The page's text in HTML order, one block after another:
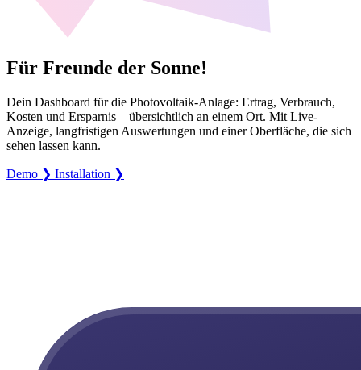
Für Freunde der Sonne!
Dein Dashboard für die Photovoltaik-Anlage: Ertrag, Verbrauch,
Kosten und Ersparnis – übersichtlich an einem Ort. Mit Live-
Anzeige, langfristigen Auswertungen und einer Oberfläche, die sich
sehen lassen kann.
Demo ❯ Installation ❯